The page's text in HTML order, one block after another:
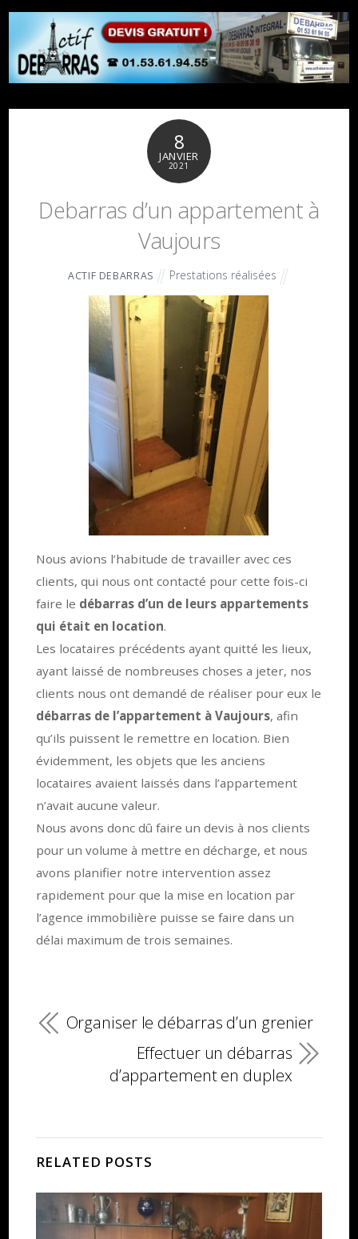
8
JANVIER
2021
Debarras d’un appartement à
Vaujours
ACTIF DEBARRAS Prestations réalisées
Nous avions l’habitude de travailler avec ces
clients, qui nous ont contacté pour cette fois-ci
faire le débarras d’un de leurs appartements
qui était en location.
Les locataires précédents ayant quitté les lieux,
ayant laissé de nombreuses choses a jeter, nos
clients nous ont demandé de réaliser pour eux le
débarras de l’appartement à Vaujours, afin
qu’ils puissent le remettre en location. Bien
évidemment, les objets que les anciens
locataires avaient laissés dans l’appartement
n’avait aucune valeur.
Nous avons donc dû faire un devis à nos clients
pour un volume à mettre en décharge, et nous
avons planifier notre intervention assez
rapidement pour que la mise en location par
l’agence immobilière puisse se faire dans un
délai maximum de trois semaines.
Organiser le débarras d’un grenier
Effectuer un débarras
d’appartement en duplex
RELATED POSTS